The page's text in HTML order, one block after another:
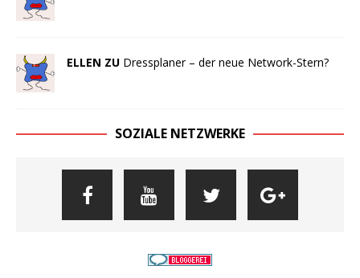
ELLEN ZU Dressplaner – der neue Network-Stern?
SOZIALE NETZWERKE